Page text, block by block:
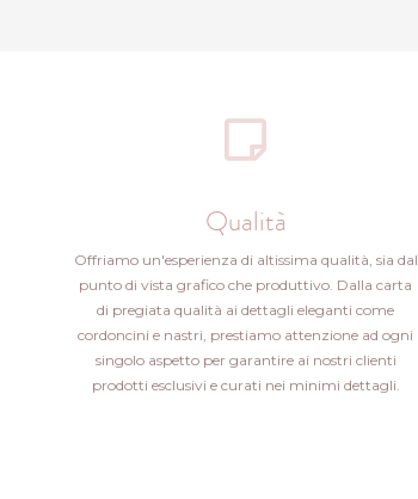
Qualità
Offriamo un'esperienza di altissima qualità, sia dal
punto di vista grafico che produttivo. Dalla carta
di pregiata qualità ai dettagli eleganti come
cordoncini e nastri, prestiamo attenzione ad ogni
singolo aspetto per garantire ai nostri clienti
prodotti esclusivi e curati nei minimi dettagli.